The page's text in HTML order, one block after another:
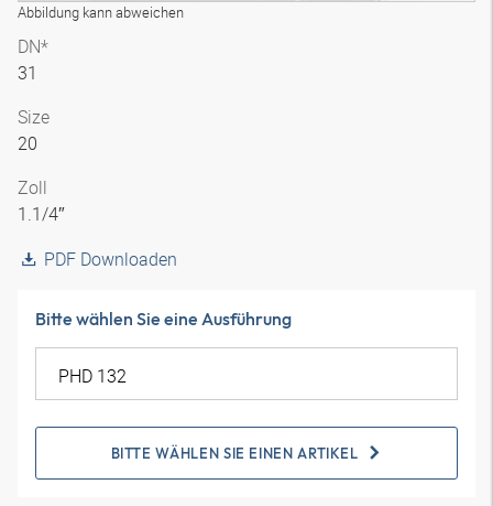
Abbildung kann abweichen
DN*
31
Size
20
Zoll
1.1/4″
PDF Downloaden
Bitte wählen Sie eine Ausführung
BITTE WÄHLEN SIE EINEN ARTIKEL